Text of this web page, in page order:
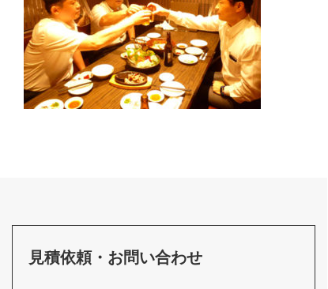
見積依頼・お問い合わせ